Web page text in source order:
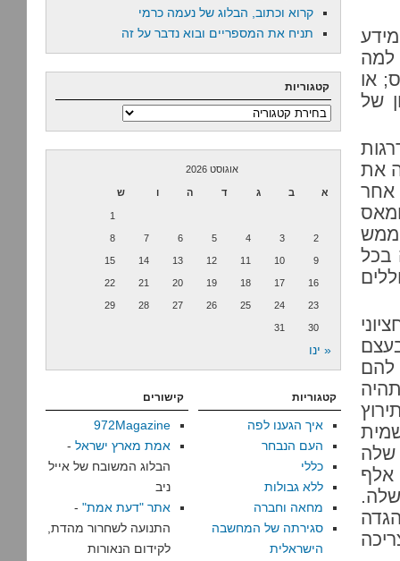
למה
או
של
את
פעם אחר
ממש
בכל
בעצם
להם
התירוץ
שלה
– היא שמותר לה להתעלל בכ-900 אלף
קרוא וכתוב, הבלוג של נעמה כרמי
תניח את המספריים ובוא נדבר על זה
קטגוריות
קטגוריות
אוגוסט 2026
א ב ג ד ה ו ש
1
2
3
4
5
6
7
8
9
10
11
12
13
14
15
16
17
18
19
20
21
22
23
24
25
26
27
28
29
30
31
« ינו
קטגוריות
איך הגענו לפה
העם הנבחר
כללי
ללא גבולות
מחאה וחברה
סגירתה של המחשבה
הישראלית
קישורים
972Magazine
אמת מארץ ישראל -
הבלוג המשובח של אייל
ניב
אתר "דעת אמת" -
התנועה לשחרור מהדת,
לקידום הנאורות